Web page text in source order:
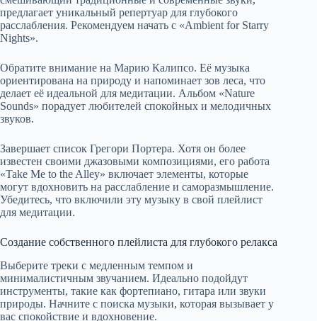
предлагает уникальный репертуар для глубокого
расслабления. Рекомендуем начать с «Ambient for Starry
Nights».
Обратите внимание на Марию Калипсо. Её музыка
ориентирована на природу и напоминает зов леса, что
делает её идеальной для медитации. Альбом «Nature
Sounds» порадует любителей спокойных и мелодичных
звуков.
Завершает список Грегори Портера. Хотя он более
известен своими джазовыми композициями, его работа
«Take Me to the Alley» включает элементы, которые
могут вдохновить на расслабление и саморазмышление.
Убедитесь, что включили эту музыку в свой плейлист
для медитации.
Создание собственного плейлиста для глубокого релакса
Выберите треки с медленным темпом и
минималистичным звучанием. Идеально подойдут
инструменты, такие как фортепиано, гитара или звуки
природы. Начните с поиска музыки, которая вызывает у
вас спокойствие и вдохновение.